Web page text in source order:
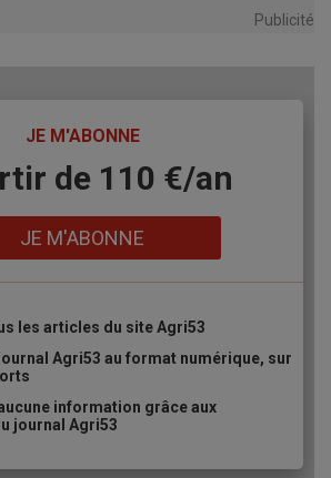
Publicité
JE M'ABONNE
de 110 €/an
JE M'ABONNE
les articles du site Agri53
Agri53 au format numérique, sur
information grâce aux
journal Agri53